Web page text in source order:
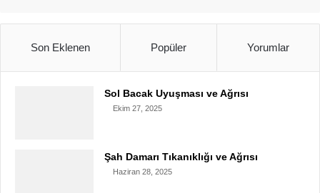
Son Eklenen Popüler Yorumlar
Sol Bacak Uyuşması ve Ağrısı
Ekim 27, 2025
Şah Damarı Tıkanıklığı ve Ağrısı
Haziran 28, 2025